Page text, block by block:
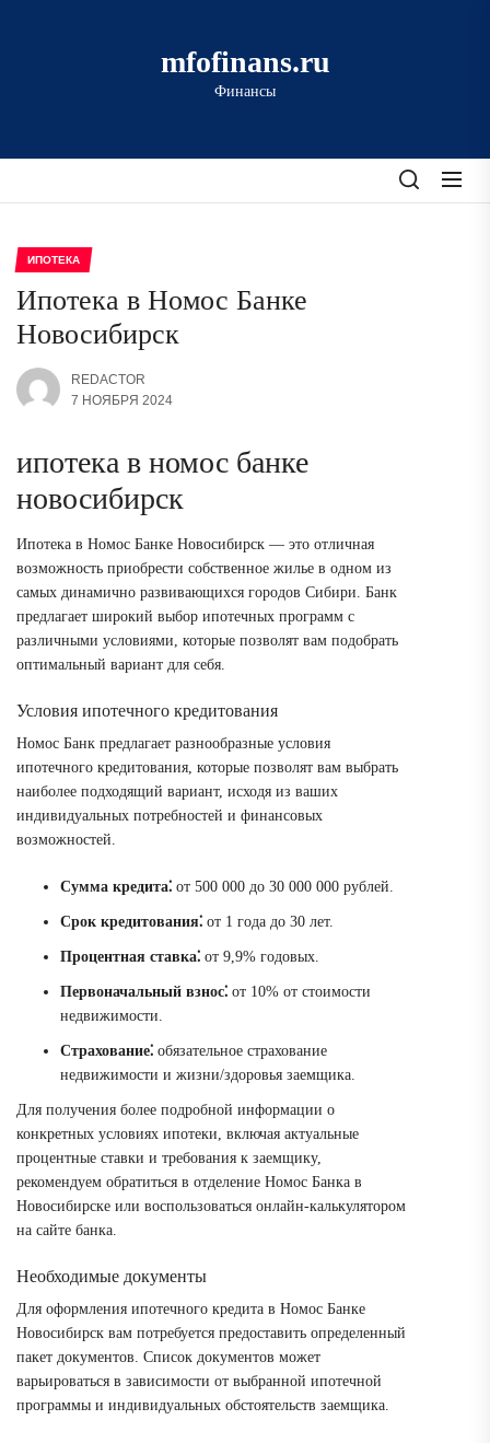
mfofinans.ru
Финансы
ИПОТЕКА
Ипотека в Номос Банке
Новосибирск
REDACTOR
7 НОЯБРЯ 2024
ипотека в номос банке
новосибирск
Ипотека в Номос Банке Новосибирск ― это отличная
возможность приобрести собственное жилье в одном из
самых динамично развивающихся городов Сибири. Банк
предлагает широкий выбор ипотечных программ с
различными условиями, которые позволят вам подобрать
оптимальный вариант для себя.
Условия ипотечного кредитования
Номос Банк предлагает разнообразные условия
ипотечного кредитования, которые позволят вам выбрать
наиболее подходящий вариант, исходя из ваших
индивидуальных потребностей и финансовых
возможностей.
Сумма кредита⁚ от 500 000 до 30 000 000 рублей.
Срок кредитования⁚ от 1 года до 30 лет.
Процентная ставка⁚ от 9,9% годовых.
Первоначальный взнос⁚ от 10% от стоимости
недвижимости.
Страхование⁚ обязательное страхование
недвижимости и жизни/здоровья заемщика.
Для получения более подробной информации о
конкретных условиях ипотеки, включая актуальные
процентные ставки и требования к заемщику,
рекомендуем обратиться в отделение Номос Банка в
Новосибирске или воспользоваться онлайн-калькулятором
на сайте банка.
Необходимые документы
Для оформления ипотечного кредита в Номос Банке
Новосибирск вам потребуется предоставить определенный
пакет документов. Список документов может
варьироваться в зависимости от выбранной ипотечной
программы и индивидуальных обстоятельств заемщика.